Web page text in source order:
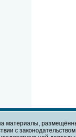
материалы,
с